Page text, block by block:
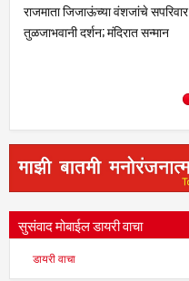
राजमाता जिजाऊंच्या वंशजांचे सपरिवार
तुळजाभवानी दर्शन; मंदिरात सन्मान
सुसंवाद मोबाईल डायरी वाचा
डायरी वाचा